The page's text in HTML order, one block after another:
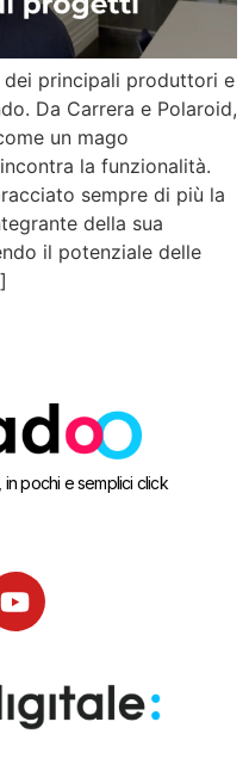
dei principali produttori e
Da Carrera e Polaroid,
un mago
la funzionalità.
sempre di più la
della sua
il potenziale delle
pochi e semplici click